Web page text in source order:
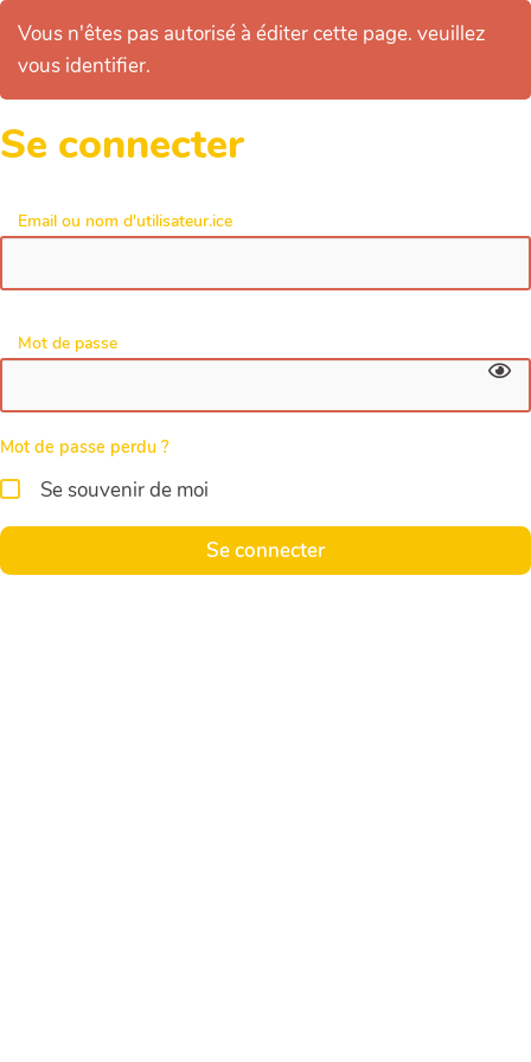
Vous n'êtes pas autorisé à éditer cette page. veuillez
vous identifier.
Se connecter
Email ou nom d'utilisateur.ice
Mot de passe
Mot de passe perdu ?
Se souvenir de moi
Se connecter